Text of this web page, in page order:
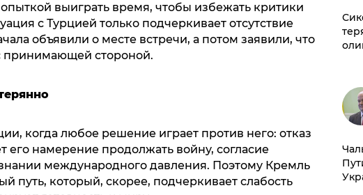
выиграть время, чтобы избежать критики
с Турцией только подчеркивает отсутствие
объявили о месте встречи, а потом заявили, что
принимающей стороной.
когда любое решение играет против него: отказ
его намерение продолжать войну, согласие
международного давления. Поэтому Кремль
путь, который, скорее, подчеркивает слабость